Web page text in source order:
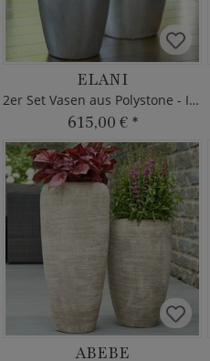
ELANI
2er Set Vasen aus Polystone - Indoor
615,00 € *
ABEBE